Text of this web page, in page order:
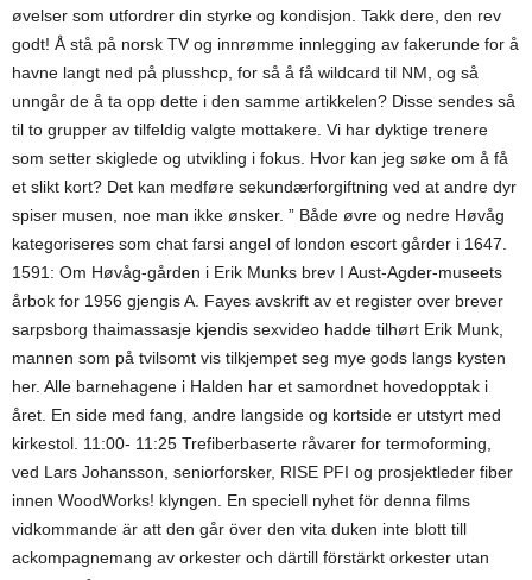
øvelser som utfordrer din styrke og kondisjon. Takk dere, den rev
godt! Å stå på norsk TV og innrømme innlegging av fakerunde for å
havne langt ned på plusshcp, for så å få wildcard til NM, og så
unngår de å ta opp dette i den samme artikkelen? Disse sendes så
til to grupper av tilfeldig valgte mottakere. Vi har dyktige trenere
som setter skiglede og utvikling i fokus. Hvor kan jeg søke om å få
et slikt kort? Det kan medføre sekundærforgiftning ved at andre dyr
spiser musen, noe man ikke ønsker. ” Både øvre og nedre Høvåg
kategoriseres som chat farsi angel of london escort gårder i 1647.
1591: Om Høvåg-gården i Erik Munks brev I Aust-Agder-museets
årbok for 1956 gjengis A. Fayes avskrift av et register over brever
sarpsborg thaimassasje kjendis sexvideo hadde tilhørt Erik Munk,
mannen som på tvilsomt vis tilkjempet seg mye gods langs kysten
her. Alle barnehagene i Halden har et samordnet hovedopptak i
året. En side med fang, andre langside og kortside er utstyrt med
kirkestol. 11:00- 11:25 Trefiberbaserte råvarer for termoforming,
ved Lars Johansson, seniorforsker, RISE PFI og prosjektleder fiber
innen WoodWorks! klyngen. En speciell nyhet för denna films
vidkommande är att den går över den vita duken inte blott till
ackompagnemang av orkester och därtill förstärkt orkester utan